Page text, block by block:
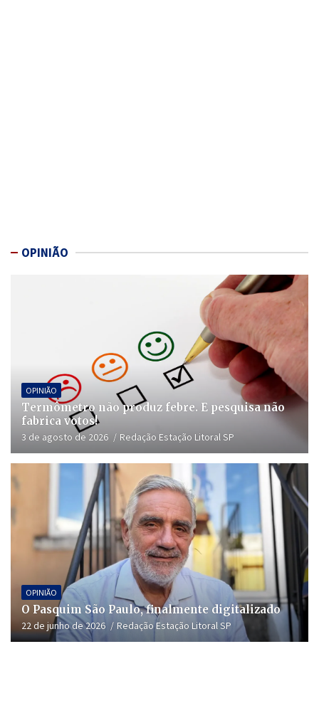
OPINIÃO
OPINIÃO
Termômetro não produz febre. E pesquisa não
fabrica votos!
3 de agosto de 2026 Redação Estação Litoral SP
OPINIÃO
O Pasquim São Paulo, finalmente digitalizado
22 de junho de 2026 Redação Estação Litoral SP